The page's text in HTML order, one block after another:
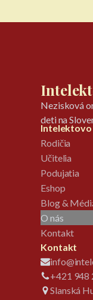
Nezisková
deti na
Intelektovo
Rodičia
Učitelia
Podujatia
Eshop
Blog &
O nás
Kontakt
Kontakt
+421 948
Slanská